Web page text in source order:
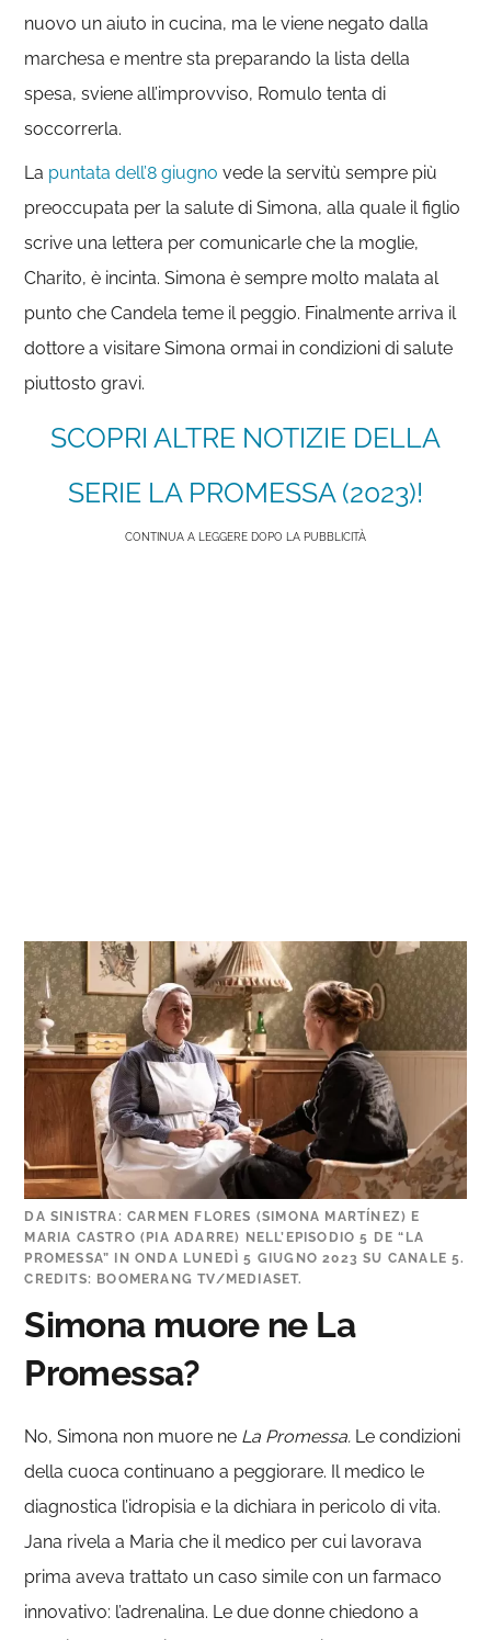
nuovo un aiuto in cucina, ma le viene negato dalla
marchesa e mentre sta preparando la lista della
spesa, sviene all’improvviso, Romulo tenta di
soccorrerla.
La puntata dell’8 giugno vede la servitù sempre più
preoccupata per la salute di Simona, alla quale il figlio
scrive una lettera per comunicarle che la moglie,
Charito, è incinta. Simona è sempre molto malata al
punto che Candela teme il peggio. Finalmente arriva il
dottore a visitare Simona ormai in condizioni di salute
piuttosto gravi.
SCOPRI ALTRE NOTIZIE DELLA
SERIE LA PROMESSA (2023)!
CONTINUA A LEGGERE DOPO LA PUBBLICITÀ
DA SINISTRA: CARMEN FLORES (SIMONA MARTÍNEZ) E
MARIA CASTRO (PIA ADARRE) NELL’EPISODIO 5 DE “LA
PROMESSA” IN ONDA LUNEDÌ 5 GIUGNO 2023 SU CANALE 5.
CREDITS: BOOMERANG TV/MEDIASET.
Simona muore ne La
Promessa?
No, Simona non muore ne La Promessa. Le condizioni
della cuoca continuano a peggiorare. Il medico le
diagnostica l’idropisia e la dichiara in pericolo di vita.
Jana rivela a Maria che il medico per cui lavorava
prima aveva trattato un caso simile con un farmaco
innovativo: l’adrenalina. Le due donne chiedono a